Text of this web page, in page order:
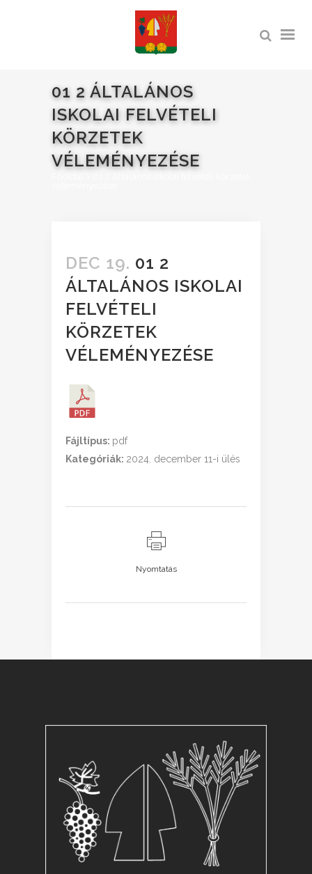
01 2 ÁLTALÁNOS
ISKOLAI FELVÉTELI
KÖRZETEK
VÉLEMÉNYEZÉSE
DEC 19. 01 2
ÁLTALÁNOS ISKOLAI
FELVÉTELI
KÖRZETEK
VÉLEMÉNYEZÉSE
Fájltípus: pdf
Kategóriák: 2024. december 11-i ülés
Nyomtatás